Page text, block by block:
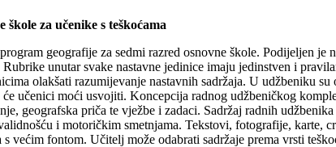
za učenike s teškoćama
geografije za sedmi razred osnovne škole. Podijeljen je
unutar svake nastavne jedinice imaju jedinstven i
olakšati razumijevanje nastavnih sadržaja. U udžbeniku
učenici moći usvojiti. Koncepcija radnog udžbeničkog
geografska priča te vježbe i zadaci. Sadržaj radnih
i motoričkim smetnjama. Tekstovi, fotografije, karte,
većim fontom. Učitelj može odabrati sadržaje prema vrsti